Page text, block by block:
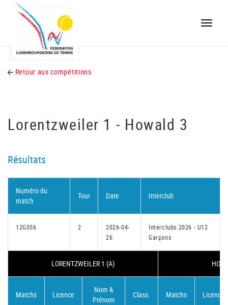
Toggle
Retour aux compétitions
Lorentzweiler 1 - Howald 3
Résultats
Numéro du
match
Tour Date Interclub
12G056 2
2026-04-
26
Interclubs 2026 - U12
Garçons
LORENTZWEILER 1 (A)
Matchs Licence
Nom &
Prénom
Class. Matchs Licence